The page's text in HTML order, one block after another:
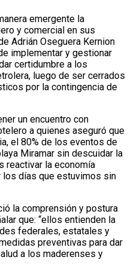
emergente la
y comercial en sus
Adrián Oseguera Kernion
implementar y gestionar
certidumbre a los
luego de ser cerrados
por la contingencia de
un encuentro con
a quienes aseguró que
el 80% de los eventos de
Miramar sin descuidar la
reactivar la economía
los días que estuvimos sin
la comprensión y postura
que: “ellos entienden la
federales, estatales y
preventivas para dar
a los maderenses y